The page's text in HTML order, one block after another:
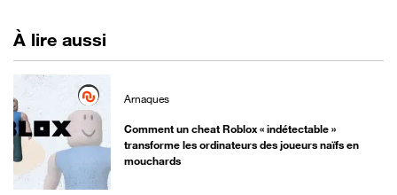
À lire aussi
Arnaques
Comment un cheat Roblox « indétectable »
transforme les ordinateurs des joueurs naïfs en
mouchards